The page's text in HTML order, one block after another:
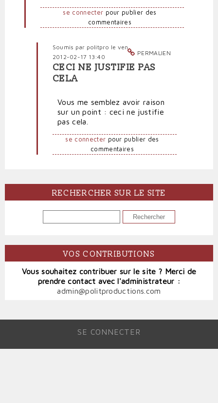
se connecter pour publier des
commentaires
PERMALIEN
Soumis par politpro le ven,
2012-02-17 13:40
En
réponse
Zemmour
pro
nazi
CECI NE JUSTIFIE PAS
CELA
Vous me semblez avoir raison
sur un point : ceci ne justifie
pas cela.
se connecter pour publier des
commentaires
RECHERCHER SUR LE SITE
RECHERCHER
VOS CONTRIBUTIONS
Vous souhaitez contribuer sur le site ? Merci de
prendre contact avec l'administrateur :
admin@politproductions.com
SE CONNECTER